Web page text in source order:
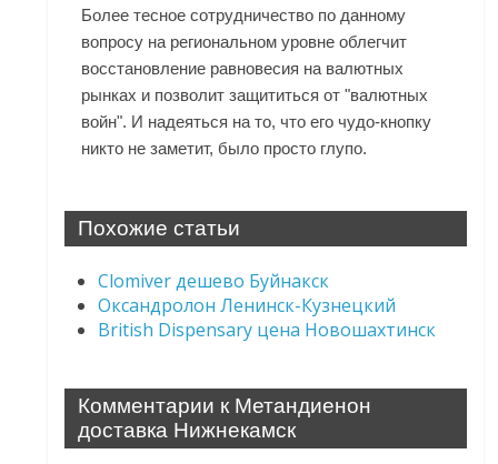
Более тесное сотрудничество по данному
вопросу на региональном уровне облегчит
восстановление равновесия на валютных
рынках и позволит защититься от "валютных
войн". И надеяться на то, что его чудо-кнопку
никто не заметит, было просто глупо.
Похожие статьи
Clomiver дешево Буйнакск
Оксандролон Ленинск-Кузнецкий
British Dispensary цена Новошахтинск
Комментарии к Метандиенон
доставка Нижнекамск